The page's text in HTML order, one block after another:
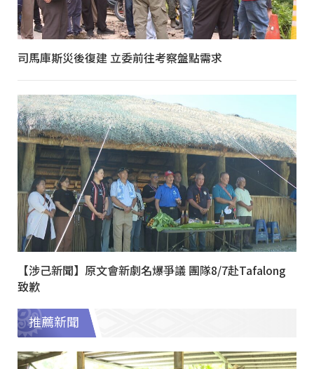
司馬庫斯災後復建 立委前往考察盤點需求
【涉己新聞】原文會新劇名爆爭議 團隊8/7赴Tafalong
致歉
推薦新聞